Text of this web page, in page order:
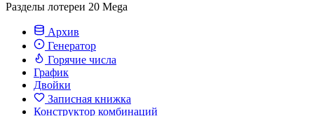
Разделы лотереи 20 Mega
Архив
Генератор
Горячие числа
График
Двойки
Записная книжка
Конструктор комбинаций